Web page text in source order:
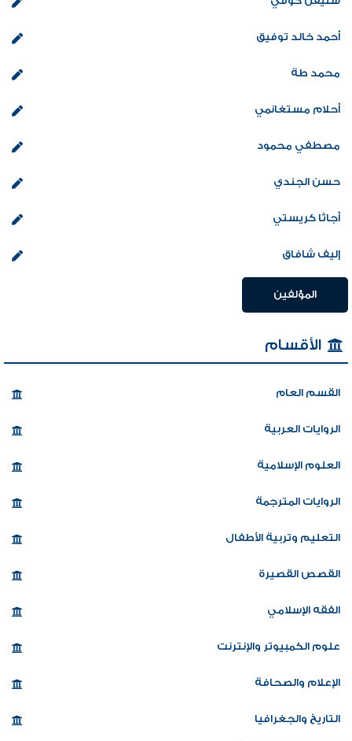
أحمد خالد توفيق
محمد طة
أحلام مستغانمي
مصطفي محمود
حسن الجندي
أجاثا كريستي
إليف شافاق
المؤلفين
الأقسام
القسم العام
الروايات العربية
العلوم الإسلامية
الروايات المترجمة
التعليم وتربية الأطفال
القصص القصيرة
الفقه الإسلامي
علوم الكمبيوتر والإنترنت
الإعلام والصحافة
التاريخ والجغرافيا